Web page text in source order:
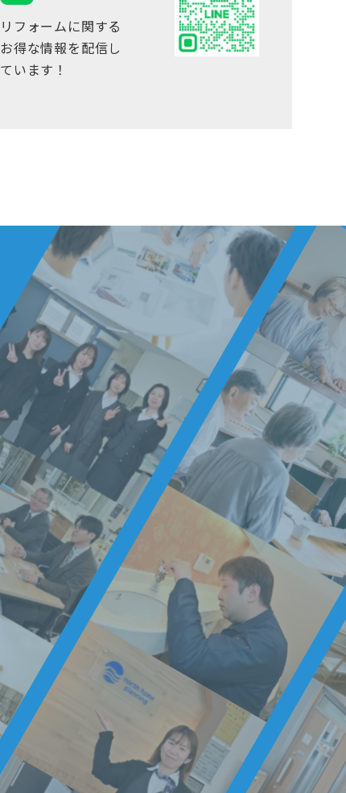
リフォームに関する
お得な情報を配信し
ています！